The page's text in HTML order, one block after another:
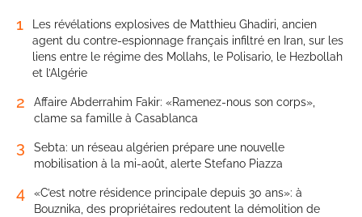
1
Les révélations explosives de Matthieu Ghadiri, ancien
agent du contre-espionnage français infiltré en Iran, sur les
liens entre le régime des Mollahs, le Polisario, le Hezbollah
et l’Algérie
2
Affaire Abderrahim Fakir: «Ramenez-nous son corps»,
clame sa famille à Casablanca
3
Sebta: un réseau algérien prépare une nouvelle
mobilisation à la mi-août, alerte Stefano Piazza
4
«C’est notre résidence principale depuis 30 ans»: à
Bouznika, des propriétaires redoutent la démolition de